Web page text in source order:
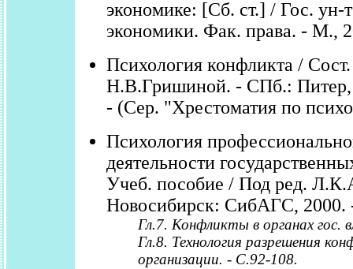
экономике: [Сб. ст.] / Гос.
экономики. Фак. права. - М.,
Психология конфликта /
Н.В.Гришиной. - СПб.: Питер,
- (Сер. "Хрестоматия по
Психология
деятельности
Учеб. пособие / Под ред.
Новосибирск: СибАГС, 2000.
Гл.7. Конфликты в органах гос.
Гл.8. Технология разрешения
организации. - С.92-108.